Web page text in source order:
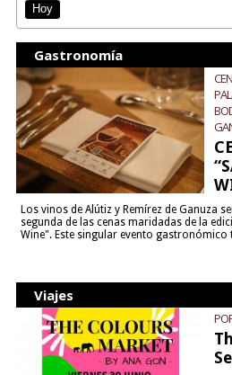
Hoy
Gastronomía
Los vinos de Alútiz y Remírez de Ganuza
segunda de las cenas maridadas de la
Wine". Este singular evento gastronómico
Viajes